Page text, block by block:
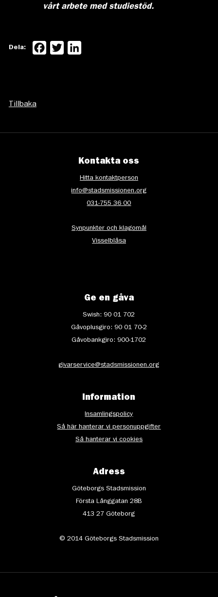
vårt arbete med studiestöd.
Dela: Facebook
Twitter
Tillbaka
Kontakta oss
Hitta kontaktperson
info@stadsmissionen.org
031-755 36 00
Synpunkter och klagomål
Visselblåsa
Ge en gåva
Swish: 90 01 702
Gåvoplusgiro: 90 01 70-2
Gåvobankgiro: 900-1702
givarservice@stadsmissionen.org
Information
Insamlingspolicy
Så här hanterar vi personuppgifter
Så hanterar vi cookies
Adress
Göteborgs Stadsmission
Första Långgatan 28B
413 27 Göteborg
© 2014 Göteborgs Stadsmission